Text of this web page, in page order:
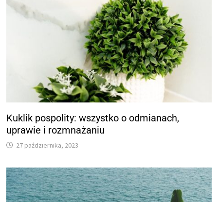
Kuklik pospolity: wszystko o odmianach,
uprawie i rozmnażaniu
27 października, 2023